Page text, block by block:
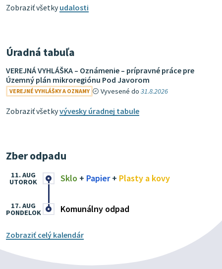
Zobraziť všetkyudalosti
Úradná tabuľa
VEREJNÁ VYHLÁŠKA – Oznámenie – prípravné práce pre
Územný plán mikroregiónu Pod Javorom
VEREJNÉ VYHLÁŠKY A OZNAMY Vyvesené do31.8.2026
Zobraziť všetkyvývesky úradnej tabule
Zber odpadu
Sklo + Papier+ Plasty a kovy
11. AUG
UTOROK
Komunálny odpad
17. AUG
PONDELOK
Zobraziť celý kalendár